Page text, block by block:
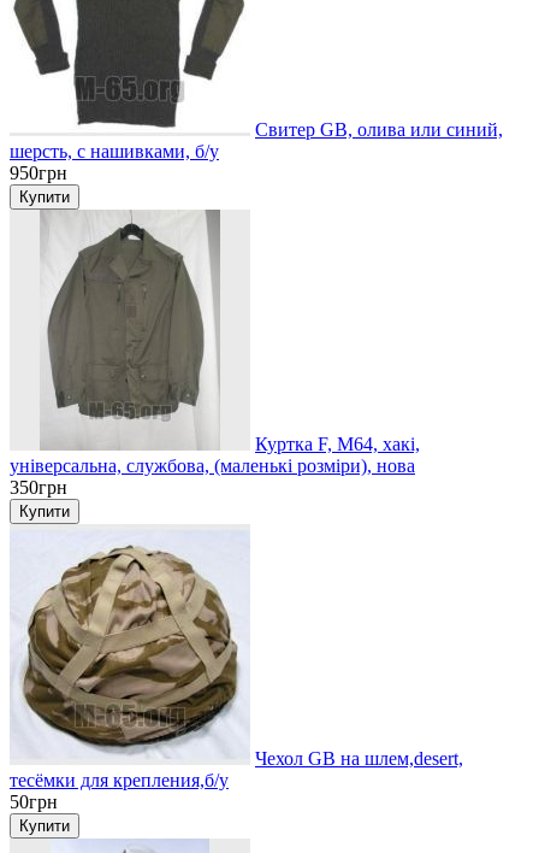
Свитер GB, олива или синий,
шерсть, с нашивками, б/у
950грн
Куртка F, М64, хакі,
універсальна, службова, (маленькі розміри), нова
350грн
Чехол GB на шлем,desert,
тесёмки для крепления,б/у
50грн